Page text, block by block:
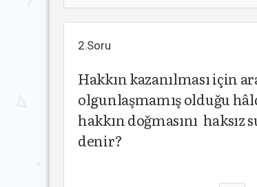
2.Soru
Hakkın kazanılması için
olgunlaşmamış olduğu
hakkın doğmasını
denir?